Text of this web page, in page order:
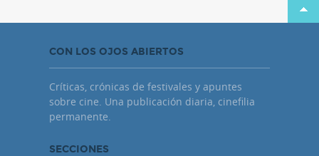
CON LOS OJOS ABIERTOS
Críticas, crónicas de festivales y apuntes
sobre cine. Una publicación diaria, cinefilia
permanente.
SECCIONES